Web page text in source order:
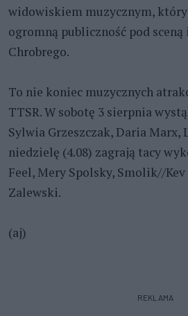
widowiskiem muzycznym,
ogromną publiczność pod sceną
Chrobrego.
To nie koniec muzycznych
TTSR. W sobotę 3 sierpnia
Sylwia Grzeszczak, Daria Marx,
niedzielę (4.08) zagrają tacy
Feel, Mery Spolsky, Smolik//
Zalewski.
(aj)
REKLAMA